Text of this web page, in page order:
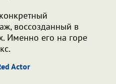
воссозданный в
Именно его на горе
Actor